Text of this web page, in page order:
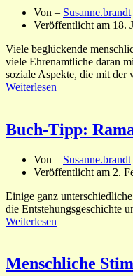
Von – Susanne.brandt
Veröffentlicht am 18.
Viele beglückende
viele Ehrenamtliche daran
soziale Aspekte, die mit
Weiterlesen
Buch-Tipp:
Von – Susanne.brandt
Veröffentlicht am 2.
Einige ganz
die Entstehungsgeschichte
Weiterlesen
Menschliche